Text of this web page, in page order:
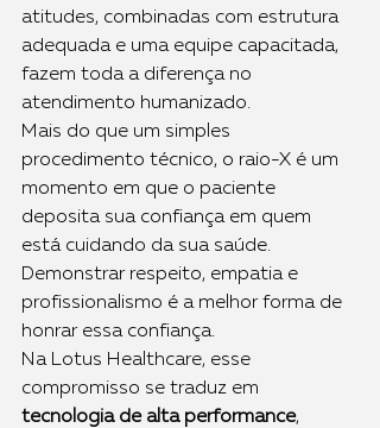
atitudes, combinadas com estrutura
adequada e uma equipe capacitada,
fazem toda a diferença no
atendimento humanizado.
Mais do que um simples
procedimento técnico, o raio-X é um
momento em que o paciente
deposita sua confiança em quem
está cuidando da sua saúde.
Demonstrar respeito, empatia e
profissionalismo é a melhor forma de
honrar essa confiança.
Na Lotus Healthcare, esse
compromisso se traduz em
tecnologia de alta performance,